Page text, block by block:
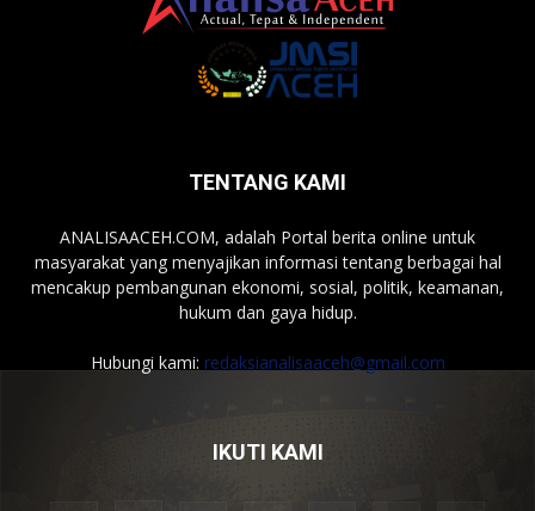
TENTANG KAMI
ANALISAACEH.COM, adalah Portal berita online untuk
masyarakat yang menyajikan informasi tentang berbagai hal
mencakup pembangunan ekonomi, sosial, politik, keamanan,
hukum dan gaya hidup.
Hubungi kami: redaksianalisaaceh@gmail.com
IKUTI KAMI